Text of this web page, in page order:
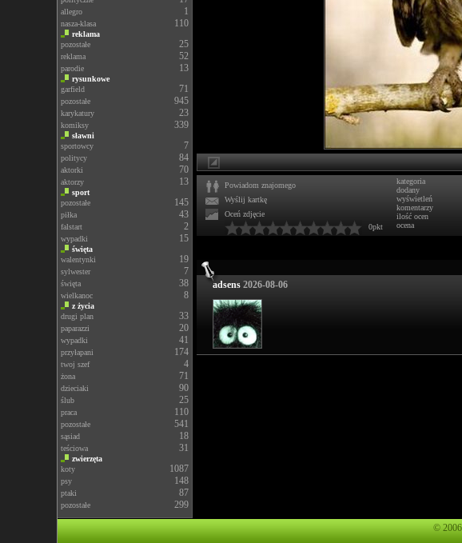
allegro 1
nasza-klasa 110
reklama
pozostałe
25
reklama 52
parodie 13
rysunkowe
garfield
71
pozostałe 945
karykatury 23
komiksy 339
sławni
sportowcy
7
politycy 84
aktorki 70
aktorzy 13
sport
pozostałe
145
piłka 43
falstart 2
wypadki 15
święta
walentynki
19
sylwester 7
święta 38
wielkanoc 8
z życia
drugi plan
33
paparazzi 20
wypadki 41
przyłapani 174
twoj szef 4
żona 71
dzieciaki 90
ślub 25
praca 110
pozostałe 541
sąsiad 18
teściowa 31
zwierzęta
koty
1087
psy 148
ptaki 87
pozostałe 299
Powiadom znajomego
Wyślij kartkę
Oceń zdjęcie
0pkt
kategoria
dodany
wyświetleń
komentarzy
ilość ocen
ocena
adsens 2026-08-06
©